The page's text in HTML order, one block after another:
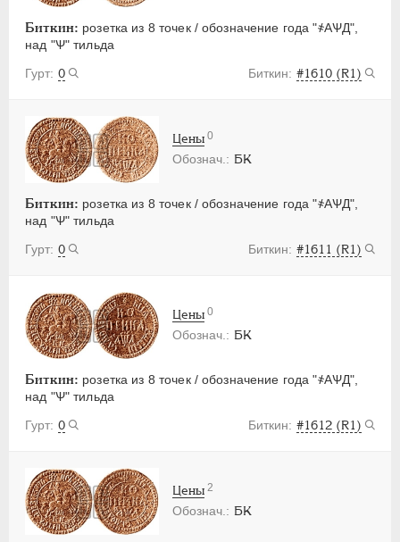
Биткин: розетка из 8 точек / обозначение года "҂АѰД",
над "Ѱ" тильда
0
#1610 (R1)
БК
Биткин: розетка из 8 точек / обозначение года "҂АѰД",
над "Ѱ" тильда
0
#1611 (R1)
Цены 0
БК
Биткин: розетка из 8 точек / обозначение года "҂АѰД",
над "Ѱ" тильда
0
#1612 (R1)
Цены 0
БК
Цены 2